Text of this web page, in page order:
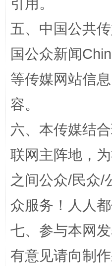
东山县通报“牛蛙产品抗生
千年窑火 生生不
引用。
五、中国公共
国公众新闻
等传媒网站信
容。
六、本传媒结
联网主阵地，
之间公众/民众/
众服务！人人都
七、参与本网
有意见请向制